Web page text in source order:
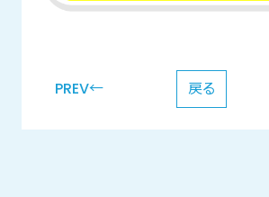
PREV← 戻る